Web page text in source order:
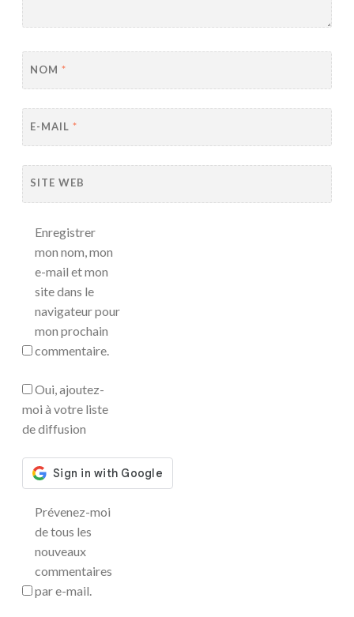
NOM *
E-MAIL *
SITE WEB
Enregistrer
mon nom, mon
e-mail et mon
site dans le
navigateur pour
mon prochain
commentaire.
Oui, ajoutez-
moi à votre liste
de diffusion
Prévenez-moi
de tous les
nouveaux
commentaires
par e-mail.